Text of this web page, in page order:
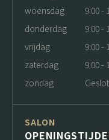
woensdag
9:00 -
donderdag
9:00 -
vrijdag
9:00 -
zaterdag
9:00 -
zondag
SALON